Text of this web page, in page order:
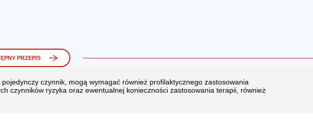
PRZEPIS
czynnik, mogą wymagać również profilaktycznego zastosowania
czynników ryzyka oraz ewentualnej konieczności zastosowania terapii, również